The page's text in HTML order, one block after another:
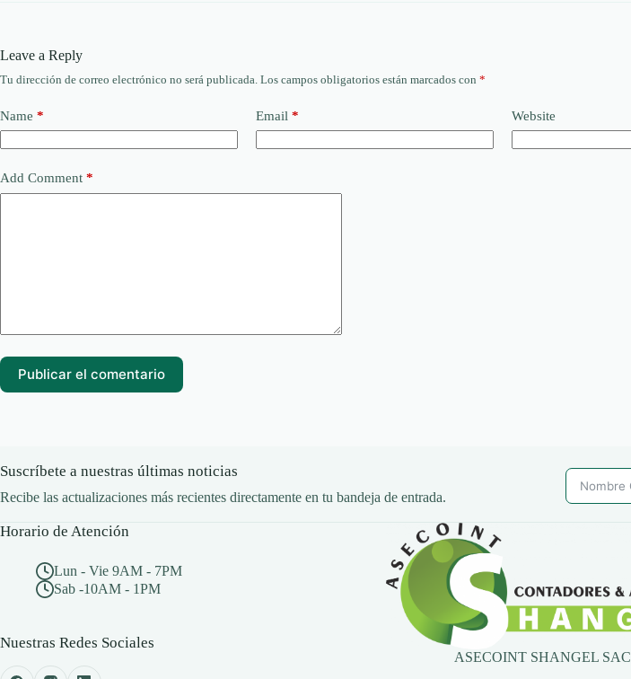
Leave a Reply
Tu dirección de correo electrónico no será publicada. Los campos obligatorios están marcados con *
Name * Email * Website
Add Comment *
Publicar el comentario
Suscríbete a nuestras últimas noticias
Recibe las actualizaciones más recientes directamente en tu bandeja de entrada.
Horario de Atención
Lun - Vie 9AM - 7PM
Sab -10AM - 1PM
Nuestras Redes Sociales
ASECOINT SHANGEL SAC